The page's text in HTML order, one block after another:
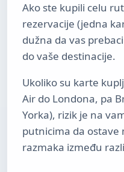
Ako ste kupili celu
rezervacije (jedna
dužna da vas
do vaše destinacije.
Ukoliko su karte
Air do Londona, pa
Yorka), rizik je na
putnicima da ostave
razmaka između